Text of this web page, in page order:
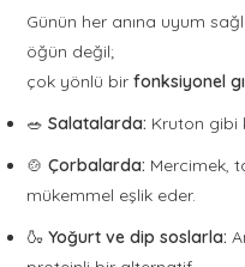
Günün her anına uyum
öğün değil;
çok yönlü birfonksiyonel
🥗Salatalarda: Kruton gibi
🍲Çorbalarda: Mercimek,
mükemmel eşlik eder.
🍶Yoğurt ve dip soslarla: